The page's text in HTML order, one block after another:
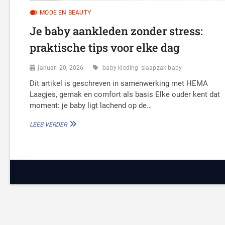
MODE EN BEAUTY
Je baby aankleden zonder stress:
praktische tips voor elke dag
januari 20, 2026 baby kleding slaapzak baby
Dit artikel is geschreven in samenwerking met HEMA
Laagjes, gemak en comfort als basis Elke ouder kent dat
moment: je baby ligt lachend op de…
LEES VERDERJE
STRESS:
VOOR